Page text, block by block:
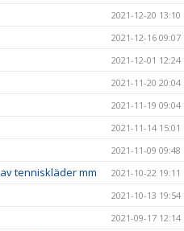
2021-12-20 13:10
2021-12-16 09:07
2021-12-01 12:24
2021-11-20 20:04
2021-11-19 09:04
2021-11-14 15:01
2021-11-09 09:48
tenniskläder mm 2021-10-22 19:11
2021-10-13 19:54
2021-09-17 12:14